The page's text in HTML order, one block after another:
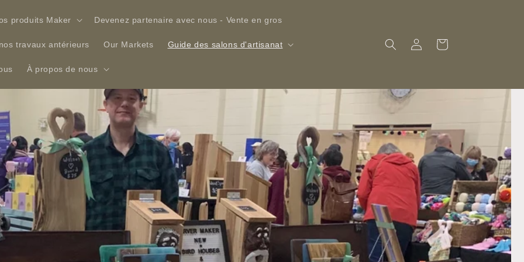
produits Maker Devenez partenaire avec nous - Vente en gros
travaux antérieurs Our Markets Guide des salons d'artisanat
À propos de nous
ConnexionPanier